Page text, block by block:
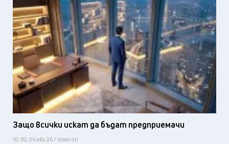
Защо всички искат да бъдат предприемачи
10:30, 06 авг 26 / Idealisti